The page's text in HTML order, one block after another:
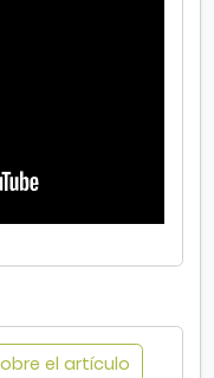
el artículo